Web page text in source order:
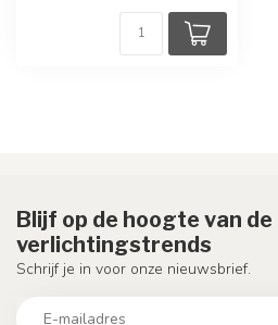
Blijf op de hoogte van
verlichtingstrends
Schrijf je in voor onze nieuwsbrief.